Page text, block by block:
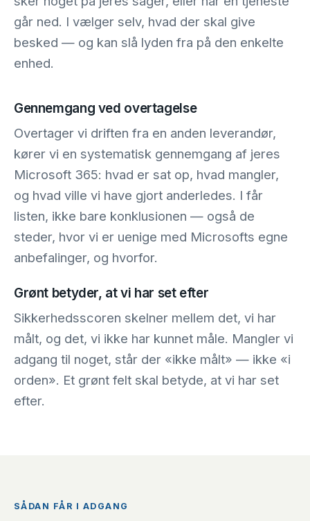
går ned. I vælger selv, hvad der skal give
besked — og kan slå lyden fra på den enkelte
enhed.
Gennemgang ved overtagelse
Overtager vi driften fra en anden leverandør,
kører vi en systematisk gennemgang af jeres
Microsoft 365: hvad er sat op, hvad mangler,
og hvad ville vi have gjort anderledes. I får
listen, ikke bare konklusionen — også de
steder, hvor vi er uenige med Microsofts egne
anbefalinger, og hvorfor.
Grønt betyder, at vi har set efter
Sikkerhedsscoren skelner mellem det, vi har
målt, og det, vi ikke har kunnet måle. Mangler vi
adgang til noget, står der «ikke målt» — ikke «i
orden». Et grønt felt skal betyde, at vi har set
efter.
SÅDAN FÅR I ADGANG